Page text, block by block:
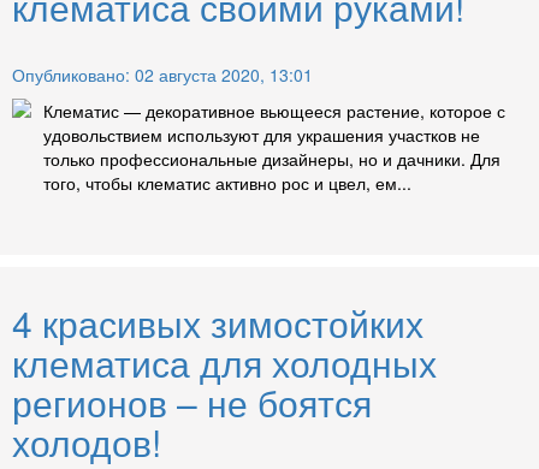
Опубликовано: 02 августа 2020, 13:01
Клематис — декоративное вьющееся растение, которое с
удовольствием используют для украшения участков не
только профессиональные дизайнеры, но и дачники. Для
того, чтобы клематис активно рос и цвел, ем...
4 красивых зимостойких
клематиса для холодных
регионов – не боятся
холодов!